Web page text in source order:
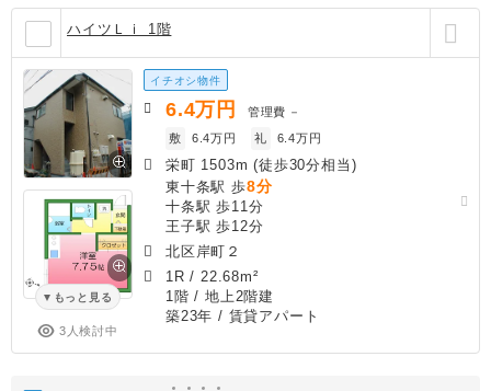
ハイツＬｉ 1階
もっと見る
3人検討中
イチオシ物件
6.4万円 管理費 －
敷
6.4万円 礼 6.4万円
栄町 1503m (徒歩30分相当)
東十条駅 歩8分
十条駅 歩11分
王子駅 歩12分
北区岸町２
1R / 22.68m²
1階 / 地上2階建
築23年 / 賃貸アパート